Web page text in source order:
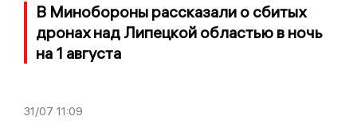
В Минобороны рассказали о сбитых
дронах над Липецкой областью в ночь
на 1 августа
31/07 11:09